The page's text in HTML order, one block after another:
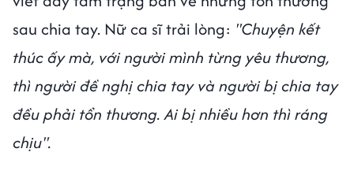
sau chia tay. Nữ ca sĩ trải lòng: "Chuyện kết
thúc ấy mà, với người mình từng yêu thương,
thì người đề nghị chia tay và người bị chia tay
đều phải tổn thương. Ai bị nhiều hơn thì ráng
chịu".